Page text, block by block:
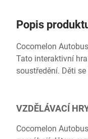
Popis
Cocomelon
Tato interaktivní
soustředění. Děti
VZDĚLÁVACÍ
Cocomelon